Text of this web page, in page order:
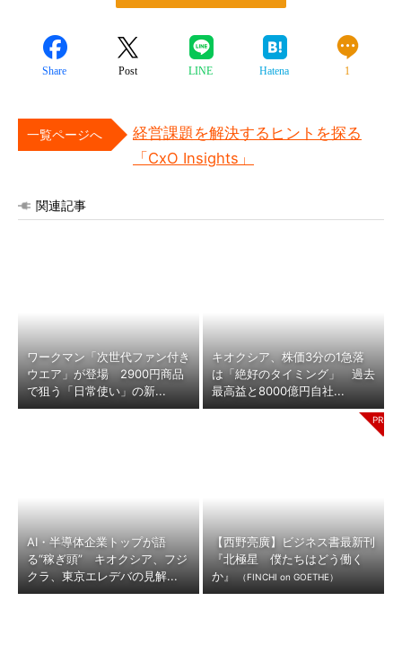
Share Post LINE Hatena 1
一覧ページへ
経営課題を解決するヒントを探る
「CxO Insights」
関連記事
ワークマン「次世代ファン付き
ウエア」が登場 2900円商品
で狙う「日常使い」の新...
キオクシア、株価3分の1急落
は「絶好のタイミング」 過去
最高益と8000億円自社...
AI・半導体企業トップが語
る“稼ぎ頭” キオクシア、フジ
クラ、東京エレデバの見解...
【西野亮廣】ビジネス書最新刊
『北極星 僕たちはどう働く
か』
（FINCHI on GOETHE）